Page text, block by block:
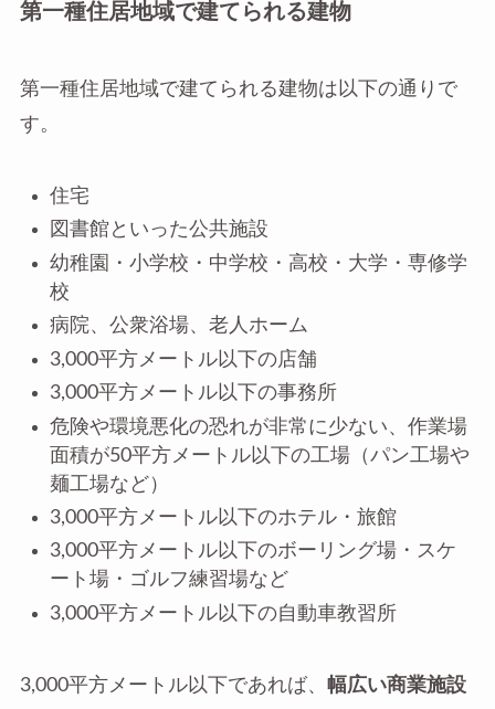
第一種住居地域で建てられる建物
第一種住居地域で建てられる建物は以下の通りで
す。
住宅
図書館といった公共施設
幼稚園・小学校・中学校・高校・大学・専修学
校
病院、公衆浴場、老人ホーム
3,000平方メートル以下の店舗
3,000平方メートル以下の事務所
危険や環境悪化の恐れが非常に少ない、作業場
面積が50平方メートル以下の工場（パン工場や
麺工場など）
3,000平方メートル以下のホテル・旅館
3,000平方メートル以下のボーリング場・スケ
ート場・ゴルフ練習場など
3,000平方メートル以下の自動車教習所
3,000平方メートル以下であれば、 幅広い商業施設